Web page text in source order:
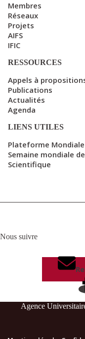
Membres
Réseaux
Projets
AIFS
IFIC
RESSOURCES
Appels à
Publications
Actualités
Agenda
LIENS UTILES
Plateforme
Semaine mondiale
Scientifique
Nous suivre
Agence